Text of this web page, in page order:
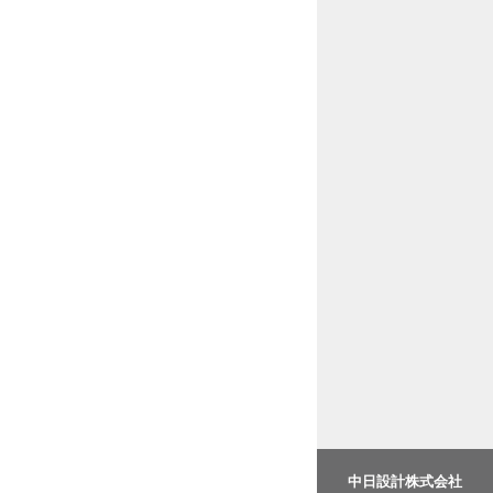
中日設計株式会社